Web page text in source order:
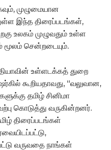
முழுமையான
இந்த திரைப்படங்கள்,
உலகம் முழுவதும் உள்ள
மூலம் சென்றடையும்.
உள்ளடக்கத் துறை
கூறியதாவது, “வலுவான,
தமிழ் சினிமா
கொடுத்து வருகின்றனர்.
திரைப்படங்கள்
வருவதை நாங்கள்